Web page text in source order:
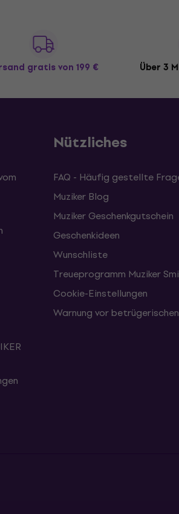
gratisvon 199 € Über 3
Nützliches
FAQ - Häufig gestellte
Muziker Blog
Muziker Geschenkgutschein
Geschenkideen
Wunschliste
Treueprogramm Muziker
Cookie-Einstellungen
Warnung vor